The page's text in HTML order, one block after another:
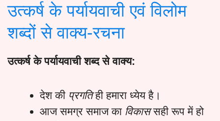
उत्कर्ष के पर्यायवाची एवं विलोम
शब्दों से वाक्य-रचना
उत्कर्षकेपर्यायवाचीशब्द सेवाक्य:
देश की प्रगतिही हमारा ध्येय है।
आज समग्र समाज का विकाससही रूप में हो